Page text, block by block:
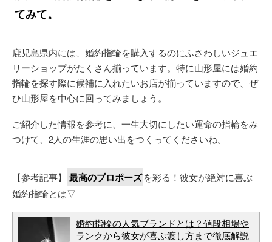
てみて。
鹿児島県内には、婚約指輪を購入するのにふさわしいジュエ
リーショップがたくさん揃っています。特に山形屋には婚約
指輪を探す際に候補に入れたいお店が揃っていますので、ぜ
ひ山形屋を中心に回ってみましょう。
ご紹介した情報を参考に、一生大切にしたい運命の指輪をみ
つけて、2人の生涯の思い出をつくってくださいね。
【参考記事】 最高のプロポーズを彩る！彼女が絶対に喜ぶ
婚約指輪とは▽
婚約指輪の人気ブランドとは？値段相場や
ランクから彼女が喜ぶ渡し方まで徹底解説